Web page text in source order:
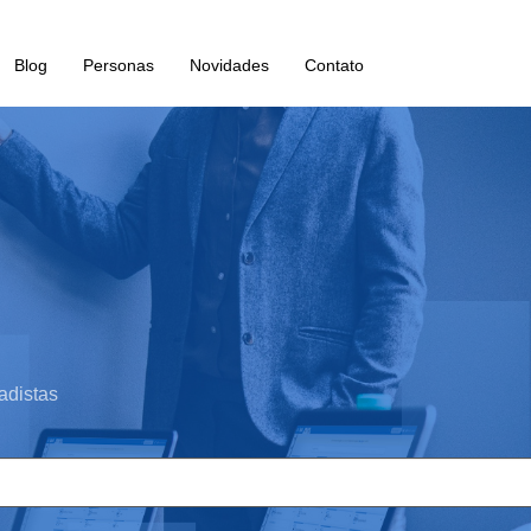
Blog Personas Novidades Contato